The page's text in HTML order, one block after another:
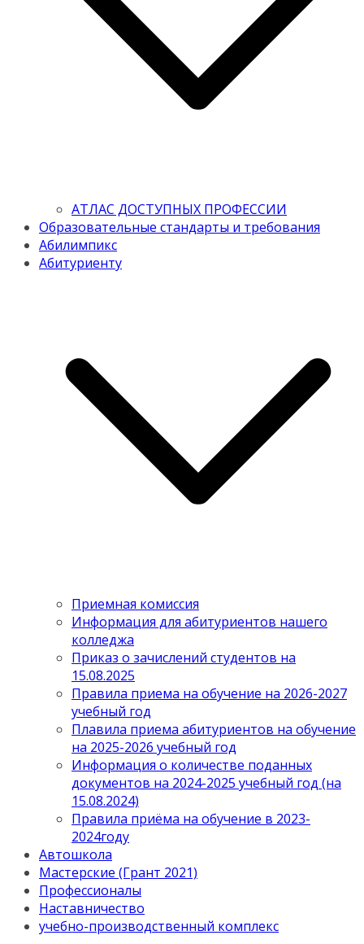
АТЛАС ДОСТУПНЫХ ПРОФЕССИИ
Образовательные стандарты и требования
Абилимпикс
Абитуриенту
Приемная комиссия
Информация для абитуриентов нашего
колледжа
Приказ о зачислений студентов на
15.08.2025
Правила приема на обучение на 2026-2027
учебный год
Плавила приема абитуриентов на обучение
на 2025-2026 учебный год
Информация о количестве поданных
документов на 2024-2025 учебный год (на
15.08.2024)
Правила приёма на обучение в 2023-
2024году
Автошкола
Мастерские (Грант 2021)
Профессионалы
Наставничество
учебно-производственный комплекс